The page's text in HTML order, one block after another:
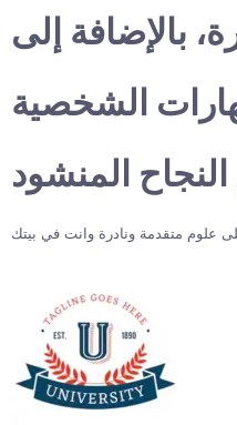
بالإضافة إلى
الشخصية
متقدمة ونادرة وانت في بيتك